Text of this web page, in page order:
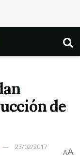
de
23/02/2017
AA